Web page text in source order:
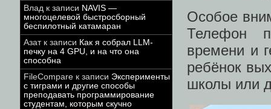
Влад к записи NAVIS —
многоцелевой быстросборный
беспилотный катамаран
Азатк записи Как я собрал LLM-
печку на 4 GPU, и на что она
способна
FileCompare к записи Эксперименты
с тиграми и другие способы
преподавать программирование
студентам, которым скучно
Особое
Телефон
времени и
ребёнок
школы или